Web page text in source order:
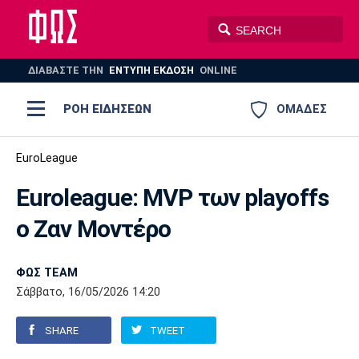
ΔΙΑΒΑΣΤΕ THN ΕΝΤΥΠΗ ΕΚΔΟΣΗ ONLINE
ΟΜΑΔΕΣ
ΡΟΗ ΕΙΔΗΣΕΩΝ
ΠΟΔΟΣΦΑΙΡΟ
ΒΟΛΕΪ
AUTO-MOTO
Ποδόσφαιρο
Super League 1
Super League 2
Γ Εθνική
Ελλάδα
Μπάσκετ
Ελλάδα
Εθνική
EuroLeague
Ολυμπιακοί Αγώνες
Βόλεϊ
Πόλο
Ολυμπιακός
Παναθηναϊκός Ατρόμητος
EuroLeague
Euroleague: MVP των playoffs
ο Ζαν Μοντέρο
ΦΩΣ TEAM
Σάββατο, 16/05/2026 14:20
SHARE TWEET